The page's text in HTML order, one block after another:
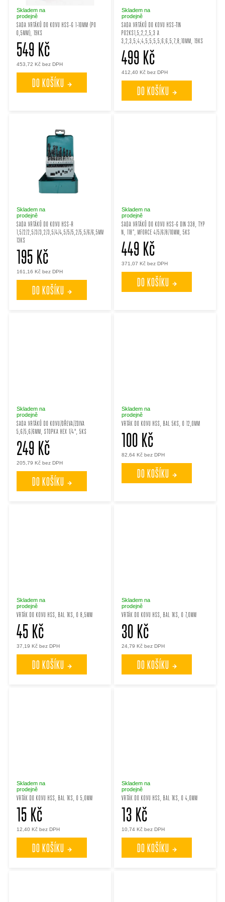
p
r
o
d
SADA VRTÁKŮ DO KOVU HSS-G 1-10MM (PO
0,5MM), 19KS
Skladem na
prodejně
453,72 Kč bez DPH
549 Kč
DO KOŠÍKU
SADA VRTÁKŮ DO KOVU HSS-TIN
PO2KS1,5;2;2,5;3 A
3,2;3,5;4;4,5;5;5,5;6;6,5;7;8;10MM, 19KS
Skladem na
prodejně
412,40 Kč bez DPH
499 Kč
DO KOŠÍKU
SADA VRTÁKŮ DO KOVU HSS-R
1,5/2/2,5/3/3,2/3,5/4/4,5/5/5,2/5,5/6/6,5MM,
13KS
Skladem na
prodejně
161,16 Kč bez DPH
195 Kč
DO KOŠÍKU
SADA VRTÁKŮ DO KOVU HSS-G DIN 338, TYP
N, 118°, MFORCE 4/5/6/8/10MM, 5KS
Skladem na
prodejně
371,07 Kč bez DPH
449 Kč
DO KOŠÍKU
SADA VRTÁKŮ DO KOVU/DŘEVA/ZDIVA
5;6/5;6/6MM, STOPKA HEX 1/4", 5KS
Skladem na
prodejně
205,79 Kč bez DPH
249 Kč
DO KOŠÍKU
VRTÁK DO KOVU HSS, BAL 5KS, O 12,0MM
Skladem na
prodejně
82,64 Kč bez DPH
100 Kč
DO KOŠÍKU
VRTÁK DO KOVU HSS, BAL 1KS, O 8,5MM
Skladem na
prodejně
37,19 Kč bez DPH
45 Kč
DO KOŠÍKU
VRTÁK DO KOVU HSS, BAL 1KS, O 7,0MM
Skladem na
prodejně
24,79 Kč bez DPH
30 Kč
DO KOŠÍKU
VRTÁK DO KOVU HSS, BAL 1KS, O 5,0MM
Skladem na
prodejně
12,40 Kč bez DPH
15 Kč
DO KOŠÍKU
VRTÁK DO KOVU HSS, BAL 1KS, O 4,0MM
Skladem na
prodejně
10,74 Kč bez DPH
13 Kč
DO KOŠÍKU